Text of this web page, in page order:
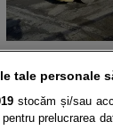
tale personale
stocăm și/sau
prelucrarea